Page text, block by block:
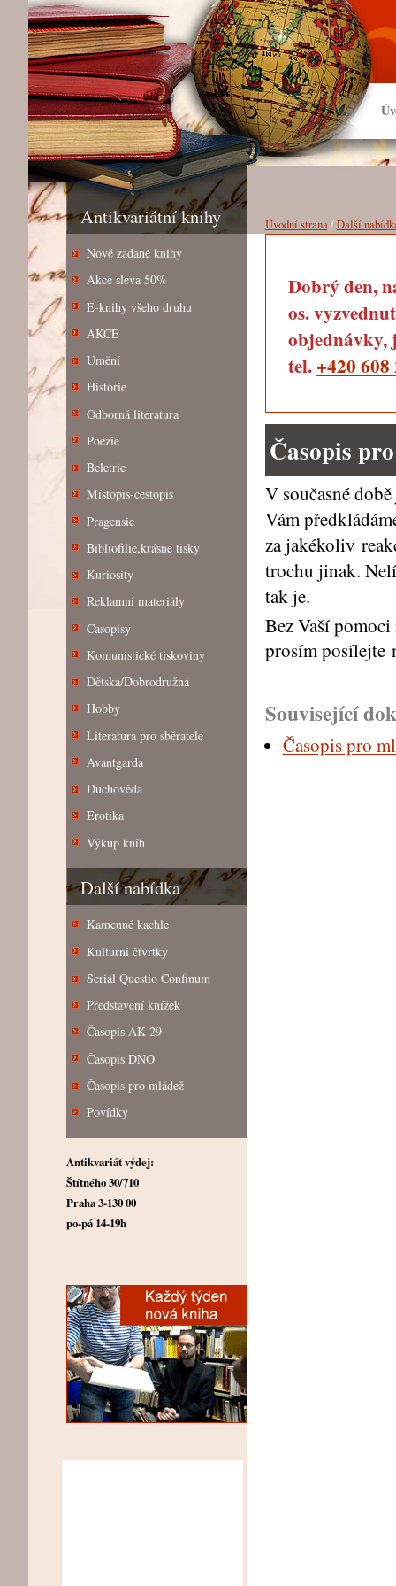
Antikvariátní knihy
Nově zadané knihy
Akce sleva 50%
E-knihy všeho druhu
AKCE
Umění
Historie
Odborná literatura
Poezie
Beletrie
Místopis-cestopis
Pragensie
Bibliofilie,krásné tisky
Kuriosity
Reklamní materiály
Časopisy
Komunistické tiskoviny
Dětská/Dobrodružná
Hobby
Literatura pro sběratele
Avantgarda
Duchověda
Erotika
Výkup knih
Další nabídka
Kamenné kachle
Kulturní čtvrtky
Seriál Questio Confinum
Představení knížek
Časopis AK-29
Časopis DNO
Časopis pro mládež
Povídky
Antikvariát výdej:
Štítného 30/710
Praha 3-130 00
po-pá 14-19h
Úvodní strana/Další
Dobrý den,
os.
objednávky,
tel. +420 608
Časopis
V současné
Vám
za jakékoliv
trochu jinak.
tak je.
Bez Vaší pomoci
prosím posílejte
Související
Časopis pro